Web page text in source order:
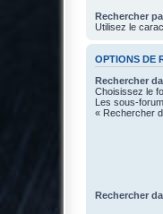
Rechercher
Utilisez le
OPTIONS DE
Rechercher
Choisissez le
Les sous-
« Rechercher
Rechercher